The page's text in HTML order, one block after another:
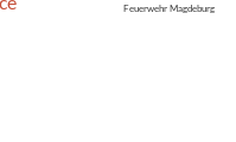
Feuerwehr Magdeburg